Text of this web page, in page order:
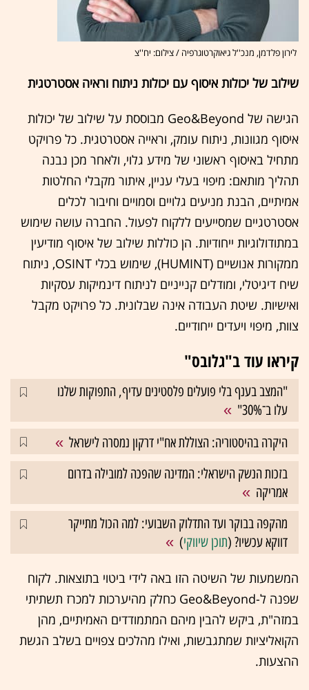
לירון פלדמן, מנכ''ל גיאוקרטוגרפיה / צילום: יח''צ
שילוב של יכולות איסוף עם יכולות ניתוח וראיה אסטרטגית
הגישה של Geo&Beyond מבוססת על שילוב של יכולות
איסוף מגוונות, ניתוח עומק, וראייה אסטרטגית. כל פרויקט
מתחיל באיסוף ראשוני של מידע גלוי, ולאחר מכן נבנה
תהליך מותאם: מיפוי בעלי עניין, איתור מקבלי החלטות
אמיתיים, הבנת מניעים גלויים וסמויים וחיבור לכלים
אסטרטגיים שמסייעים ללקוח לפעול. החברה עושה שימוש
במתודולוגיות ייחודיות. הן כוללות שילוב של איסוף מודיעין
ממקורות אנושיים (HUMINT), שימוש בכלי OSINT, ניתוח
שיח דיגיטלי, ומודלים קנייניים לניתוח דינמיקות עסקיות
ואישיות. שיטת העבודה אינה שבלונית. כל פרויקט מקבל
צוות, מיפוי ויעדים ייחודיים.
קיראו עוד ב"גלובס"
"המצב בענף בלי פועלים פלסטינים עדיף, התפוקות שלנו
עלו ב־30%"
היקרה בהיסטוריה: הצוללת אח"י דרקון נמסרה לישראל
בזכות הנשק הישראלי: המדינה שהפכה למובילה בדרום
אמריקה
מהקפה בבוקר ועד התדלוק השבועי: למה הכול מתייקר
דווקא עכשיו? (תוכן שיווקי)
המשמעות של השיטה הזו באה לידי ביטוי בתוצאות. לקוח
שפנה ל-Geo&Beyond כחלק מהיערכות למכרז תשתיתי
במזה"ת, ביקש להבין מיהם המתמודדים האמיתיים, מהן
הקואליציות שמתגבשות, ואילו מהלכים צפויים בשלב הגשת
ההצעות.